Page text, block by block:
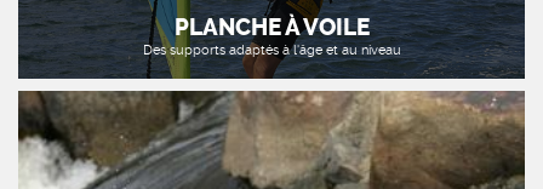
PLANCHE À VOILE
Des supports adaptés à l'âge et au niveau